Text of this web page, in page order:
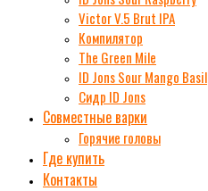
Victor V.5 Brut IPA
Компилятор
The Green Mile
ID Jons Sour Мango Basil
Сидр ID Jons
Совместные варки
Горячие головы
Где купить
Контакты